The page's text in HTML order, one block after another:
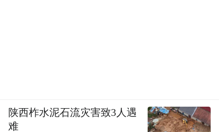
陕西柞水泥石流灾害致3人遇
难